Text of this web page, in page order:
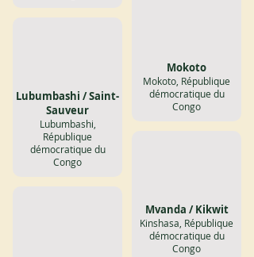
Lubumbashi / Saint-
Sauveur
Lubumbashi,
République
démocratique du
Congo
Mokoto
Mokoto, République
démocratique du
Congo
Mvanda / Kikwit
Kinshasa, République
démocratique du
Congo